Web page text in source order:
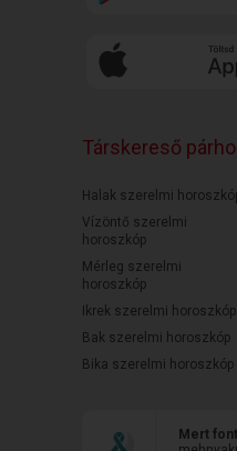
Társkereső
Halak szerelmi
Vízöntő szerelmi
horoszkóp
Mérleg szerelmi
horoszkóp
Ikrek szerelmi horoszkóp
Bak szerelmi horoszkóp
Bika szerelmi horoszkóp
Mert